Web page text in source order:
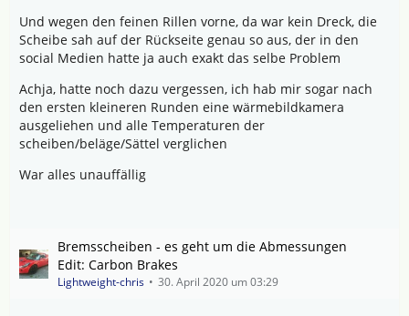
Und wegen den feinen Rillen vorne, da war kein Dreck, die
Scheibe sah auf der Rückseite genau so aus, der in den
social Medien hatte ja auch exakt das selbe Problem
Achja, hatte noch dazu vergessen, ich hab mir sogar nach
den ersten kleineren Runden eine wärmebildkamera
ausgeliehen und alle Temperaturen der
scheiben/beläge/Sättel verglichen
War alles unauffällig
Bremsscheiben - es geht um die Abmessungen
Edit: Carbon Brakes
Lightweight-chris 30. April 2020 um 03:29